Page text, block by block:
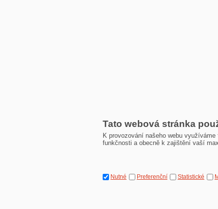
Tato webová stránka
K provozování našeho webu
funkčnosti a obecně k zajištění vaší
Nutné Preferenční Statistické